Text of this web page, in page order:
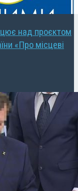
над проєктом
«Про місцеві